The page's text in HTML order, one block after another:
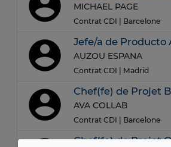
MICHAEL PAGE
Contrat CDI | Barcelone
Jefe/a de Producto
AUZOU ESPANA
Contrat CDI | Madrid
Chef(fe) de Projet
AVA COLLAB
Contrat CDI | Barcelone
Chef(fe) de Projet